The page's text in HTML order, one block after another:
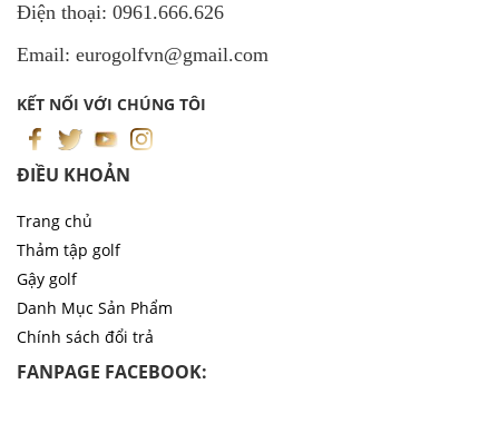
Điện thoại: 0961.666.626
Email: eurogolfvn@gmail.com
KẾT NỐI VỚI CHÚNG TÔI
ĐIỀU KHOẢN
Trang chủ
Thảm tập golf
Gậy golf
Danh Mục Sản Phẩm
Chính sách đổi trả
FANPAGE FACEBOOK: